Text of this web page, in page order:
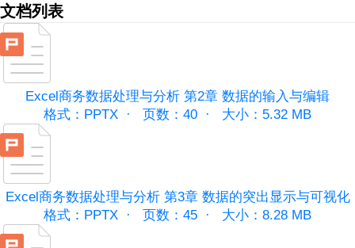
文档列表
Excel商务数据处理与分析 第2章 数据的输入与编辑
格式：PPTX ·
页数：40 · 大小：5.32 MB
Excel商务数据处理与分析 第3章 数据的突出显示与可视化
格式：PPTX ·
页数：45 · 大小：8.28 MB